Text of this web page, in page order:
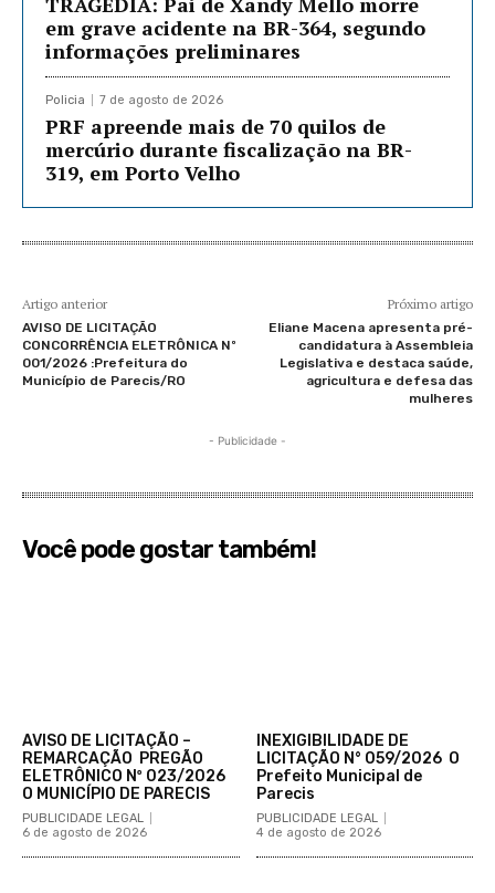
em grave acidente na BR-364, segundo
informações preliminares
Policia 7 de agosto de 2026
PRF apreende mais de 70 quilos de
mercúrio durante fiscalização na BR-
319, em Porto Velho
Artigo anterior
AVISO DE LICITAÇÃO
CONCORRÊNCIA ELETRÔNICA Nº
001/2026 :Prefeitura do
Município de Parecis/RO
Próximo artigo
Eliane Macena apresenta pré-
candidatura à Assembleia
Legislativa e destaca saúde,
agricultura e defesa das
mulheres
- Publicidade -
Você pode gostar também!
AVISO DE LICITAÇÃO –
REMARCAÇÃO PREGÃO
ELETRÔNICO Nº 023/2026
O MUNICÍPIO DE PARECIS
PUBLICIDADE LEGAL
6 de agosto de 2026
INEXIGIBILIDADE DE
LICITAÇÃO N° 059/2026 O
Prefeito Municipal de
Parecis
PUBLICIDADE LEGAL
4 de agosto de 2026